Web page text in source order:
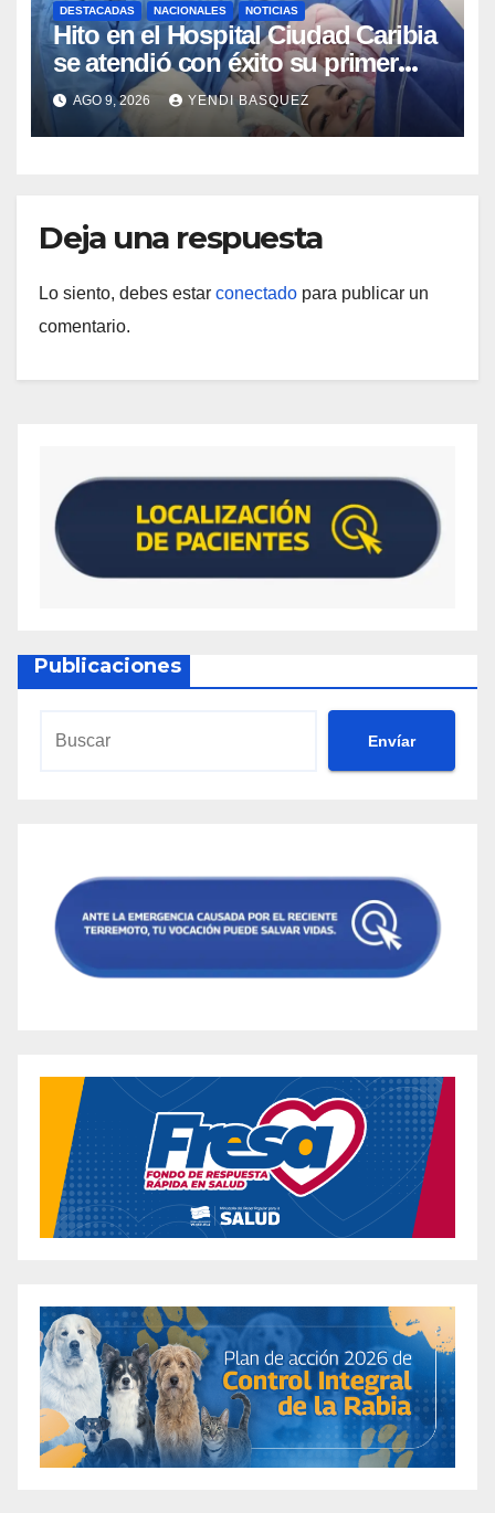
DESTACADAS NACIONALES NOTICIAS
Hito en el Hospital Ciudad Caribia
se atendió con éxito su primer
parto gemelar
AGO 9, 2026 YENDI BASQUEZ
Deja una respuesta
Lo siento, debes estar conectado para publicar un
comentario.
Publicaciones
Envíar